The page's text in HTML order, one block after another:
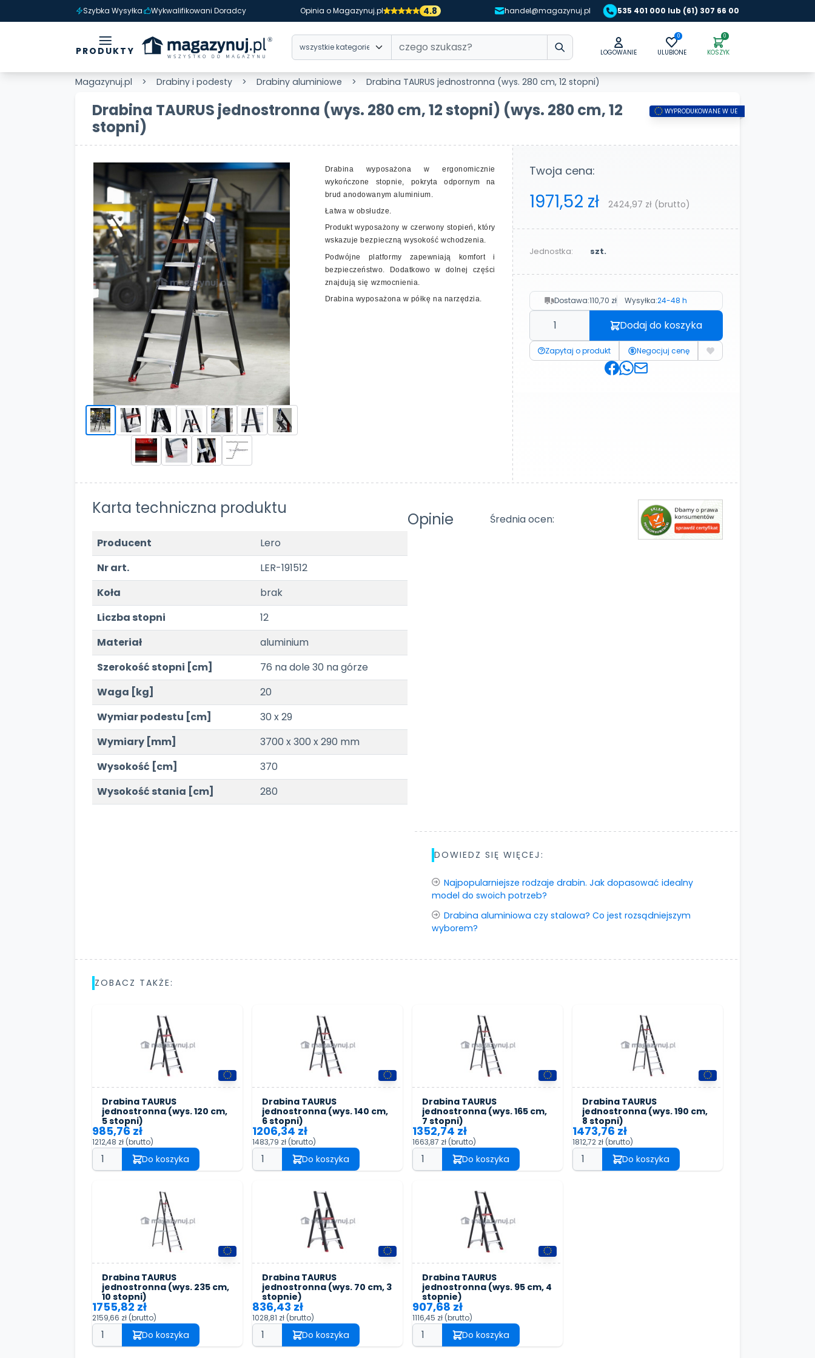
Szybka Wysyłka Wykwalifikowani Doradcy Opinia o Magazynuj.pl 4.8 handel@magazynuj.pl 535 401 000 lub (61) 307 66 00
PRODUKTY LOGOWANIE
0
ULUBIONE
0
KOSZYK
Magazynuj.pl Drabiny i podesty Drabiny aluminiowe Drabina TAURUS jednostronna (wys. 280 cm, 12 stopni)
Drabina TAURUS jednostronna (wys. 280 cm, 12 stopni) (wys. 280 cm, 12
stopni)
WYPRODUKOWANE W UE
Drabina wyposażona w ergonomicznie
wykończone stopnie, pokryta odpornym na
brud anodowanym aluminium.
Łatwa w obsłudze.
Produkt wyposażony w czerwony stopień, który
wskazuje bezpieczną wysokość wchodzenia.
Podwójne platformy zapewniają komfort i
bezpieczeństwo. Dodatkowo w dolnej części
znajdują się wzmocnienia.
Drabina wyposażona w półkę na narzędzia.
Twoja cena:
1971,52 zł 2424,97 zł (brutto)
Jednostka: szt.
Dostawa:110,70 zł Wysyłka:24-48 h
Dodaj do koszyka
Zapytaj o produkt Negocjuj cenę
Karta techniczna produktu
Producent
Lero
Nr art.
LER-191512
Koła
brak
Liczba stopni
12
Materiał
aluminium
Szerokość stopni [cm]
76 na dole 30 na górze
Waga [kg]
20
Wymiar podestu [cm]
30 x 29
Wymiary [mm]
3700 x 300 x 290 mm
Wysokość [cm]
370
Wysokość stania [cm]
280
Opinie Średnia ocen:
DOWIEDZ SIĘ WIĘCEJ:
Najpopularniejsze rodzaje drabin. Jak dopasować idealny
model do swoich potrzeb?
Drabina aluminiowa czy stalowa? Co jest rozsądniejszym
wyborem?
ZOBACZ TAKŻE:
Drabina TAURUS
jednostronna (wys. 120 cm,
5 stopni)
985,76 zł
1212,48 zł (brutto)
Do koszyka
Drabina TAURUS
jednostronna (wys. 140 cm,
6 stopni)
1206,34 zł
1483,79 zł (brutto)
Do koszyka
Drabina TAURUS
jednostronna (wys. 165 cm,
7 stopni)
1352,74 zł
1663,87 zł (brutto)
Do koszyka
Drabina TAURUS
jednostronna (wys. 190 cm,
8 stopni)
1473,76 zł
1812,72 zł (brutto)
Do koszyka
Drabina TAURUS
jednostronna (wys. 235 cm,
10 stopni)
1755,82 zł
2159,66 zł (brutto)
Do koszyka
Drabina TAURUS
jednostronna (wys. 70 cm, 3
stopnie)
836,43 zł
1028,81 zł (brutto)
Do koszyka
Drabina TAURUS
jednostronna (wys. 95 cm, 4
stopnie)
907,68 zł
1116,45 zł (brutto)
Do koszyka